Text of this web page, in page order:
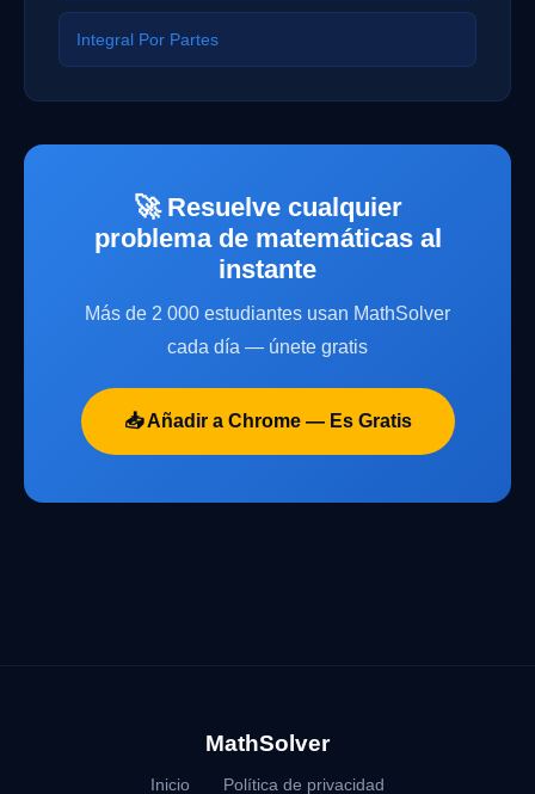
Integral Por Partes
🚀 Resuelve cualquier
problema de matemáticas al
instante
Más de 2 000 estudiantes usan MathSolver
cada día — únete gratis
📥 Añadir a Chrome — Es Gratis
MathSolver
Inicio Política de privacidad